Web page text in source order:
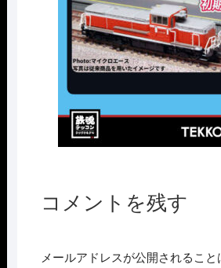
コメントを残す
メールアドレスが公開されること